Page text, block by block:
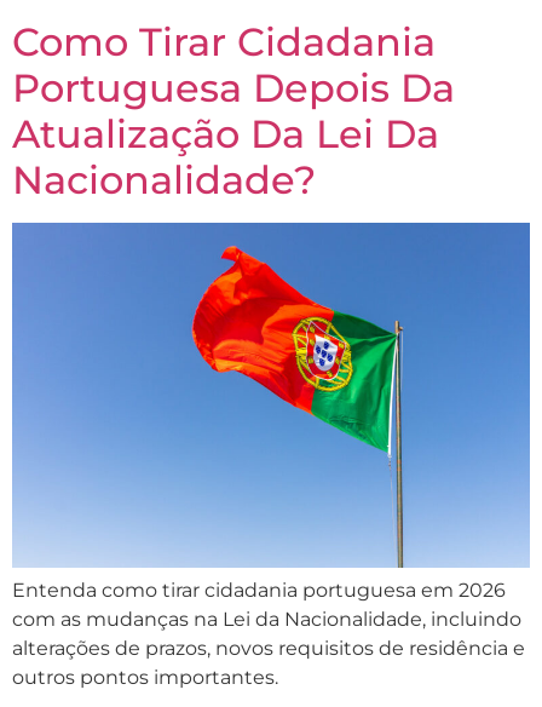
Como Tirar Cidadania
Portuguesa Depois Da
Atualização Da Lei Da
Nacionalidade?
Entenda como tirar cidadania portuguesa em 2026
com as mudanças na Lei da Nacionalidade, incluindo
alterações de prazos, novos requisitos de residência e
outros pontos importantes.